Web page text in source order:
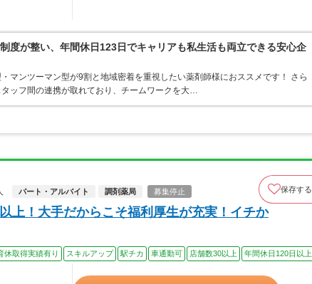
度が整い、年間休日123日でキャリアも私生活も両立できる安心企
マンツーマン型が9割と地域密着を重視したい薬剤師様におススメです！ さら
ッフ間の連携が取れており、チームワークを大…
パート・アルバイト 調剤薬局 募集停止 保存する
上！大手だからこそ福利厚生が充実！イチか
休取得実績有り スキルアップ 駅チカ 車通勤可 店舗数30以上 年間休日120日以上